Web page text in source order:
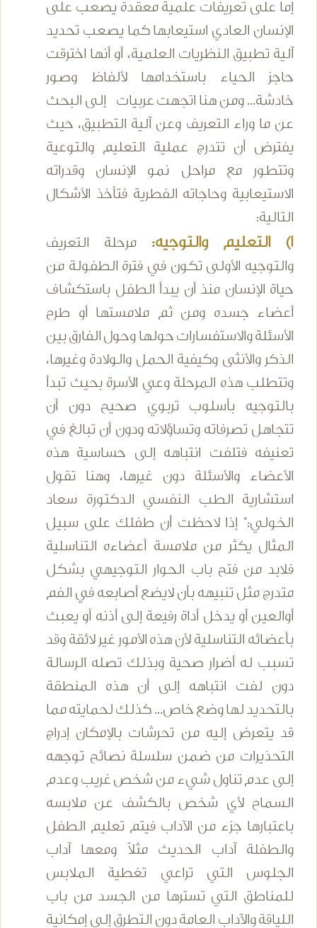
إما على تعريفات علمية معقدة يصعب على
الإنسان العادي استيعابها كما يصعب تحديد
آلية تطبيق النظريات العلمية، أو أنها اخترقت
حاجز الحياء باستخدامها لألفاظ وصور
خادشة... ومن هنا اتجهت عربيات إلى البحث
عن ما وراء التعريف وعن آلية التطبيق، حيث
يفترض أن تتدرج عملية التعليم والتوعية
وتتطور مع مراحل نمو الإنسان وقدراته
الاستيعابية وحاجاته الفطرية فتأخذ الأشكال
التالية:
1) التعليم والتوجيه:
مرحلة التعريف
والتوجيه الأولى تكون في فترة الطفولة من
حياة الإنسان منذ أن يبدأ الطفل باستكشاف
أعضاء جسده ومن ثم ملامستها أو طرح
الأسئلة والاستفسارات حولها وحول الفارق بين
الذكر والأنثى وكيفية الحمل والولادة وغيرها،
وتتطلب هذه المرحلة وعي الأسرة بحيث تبدأ
بالتوجيه بأسلوب تربوي صحيح دون أن
تتجاهل تصرفاته وتساؤلاته ودون أن تبالغ في
تعنيفه فتلفت انتباهه إلى حساسية هذه
الأعضاء والأسئلة دون غيرها، وهنا تقول
استشارية الطب النفسي الدكتورة سعاد
الخولي:" إذا لاحظت أن طفلك على سبيل
المثال يكثر من ملامسة أعضاءه التناسلية
فلابد من فتح باب الحوار التوجيهي بشكل
متدرج مثل تنبيهه بأن لايضع أصابعه في الفم
أوالعين أو يدخل أداة رفيعة إلى أذنه أو يعبث
بأعضائه التناسلية لأن هذه الأمور غير لائقة وقد
تسبب له أضرار صحية وبذلك تصله الرسالة
دون لفت انتباهه إلى أن هذه المنطقة
بالتحديد لها وضع خاص... كذلك لحمايته مما
قد يتعرض إليه من تحرشات بالإمكان إدراج
التحذيرات من ضمن سلسلة نصائح توجهه
إلى عدم تناول شيء من شخص غريب وعدم
السماح لأي شخص بالكشف عن ملابسه
باعتبارها جزء من الآداب فيتم تعليم الطفل
والطفلة آداب الحديث مثلاً ومعها آداب
الجلوس التي تراعي تغطية الملابس
للمناطق التي تسترها من الجسد من باب
اللياقة والآداب العامة دون التطرق إلى إمكانية